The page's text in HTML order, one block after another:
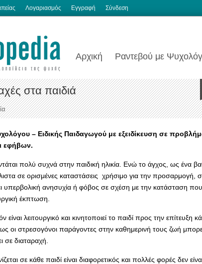
Λογαριασμός Εγγραφή Σύνδεση
Αρχική Ραντεβού με
στα παιδιά
– Ειδικής Παιδαγωγού με εξειδίκευση σε
εφήβων.
πολύ συχνά στην παιδική ηλικία. Ενώ το άγχος, ως ένα
σε ορισμένες καταστάσεις χρήσιμο για την προσαρμογή,
υπερβολική ανησυχία ή φόβος σε σχέση με την κατάσταση που
έκπτωση.
είναι λειτουργικό και κινητοποιεί το παιδί προς την επίτευξη
οι στρεσογόνοι παράγοντες στην καθημερινή τους ζωή
σε διαταραχή.
σε κάθε παιδί είναι διαφορετικός και πολλές φορές δεν